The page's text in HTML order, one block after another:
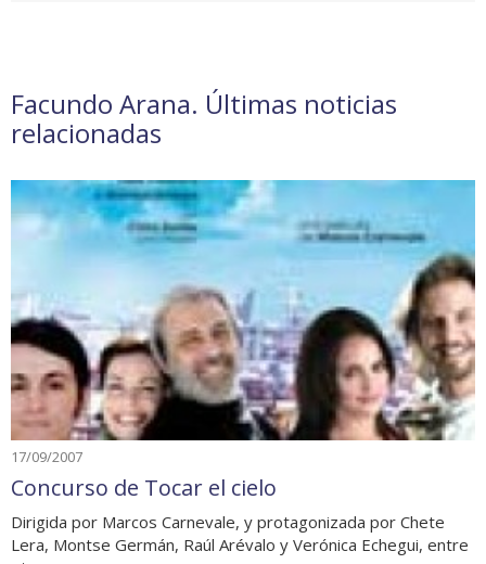
Facundo Arana. Últimas noticias
relacionadas
17/09/2007
Concurso de Tocar el cielo
Dirigida por Marcos Carnevale, y protagonizada por Chete
Lera, Montse Germán, Raúl Arévalo y Verónica Echegui, entre